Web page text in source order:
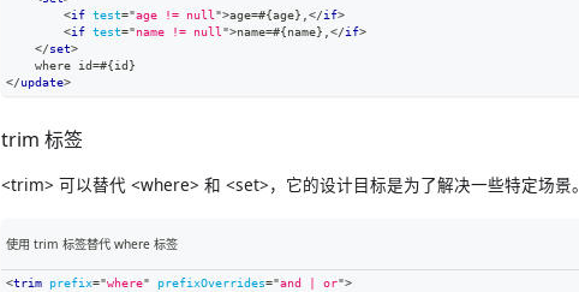
<if test="age != null">age=#{age},</if>
<if test="name != null">name=#{name},</if>
</set>
    where id=#{id}
</update>
trim 标签
<trim> 可以替代 <where> 和 <set>，它的设计目标是为了解决一些特定场景。
使用 trim 标签替代 where 标签
<trim prefix="where" prefixOverrides="and | or">